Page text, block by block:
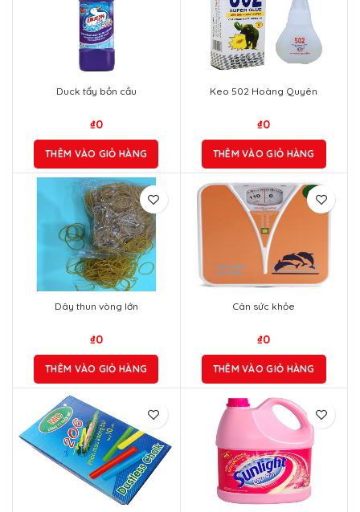
Duck tẩy bồn cầu
₫0
THÊM VÀO GIỎ HÀNG
Keo 502 Hoàng Quyên
₫0
THÊM VÀO GIỎ HÀNG
Dây thun vòng lớn
₫0
THÊM VÀO GIỎ HÀNG
Cân sức khỏe
₫0
THÊM VÀO GIỎ HÀNG